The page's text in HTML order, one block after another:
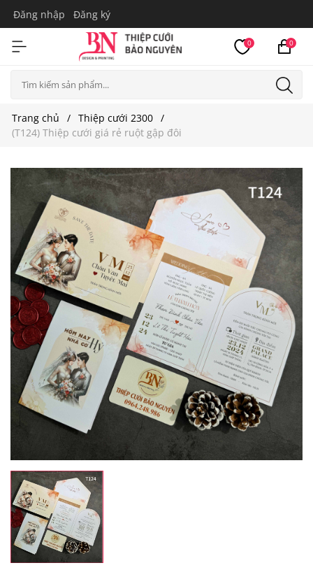
Đăng nhập Đăng ký
0 0
Trang chủ
Thiệp cưới 2300
(T124) Thiệp cưới giá rẻ ruột gập đôi